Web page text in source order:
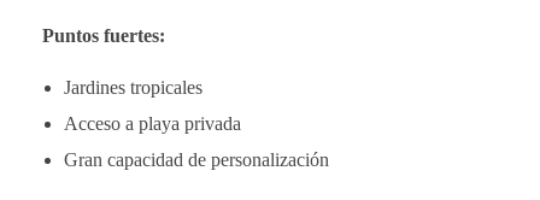
Puntos fuertes:
Jardines tropicales
Acceso a playa privada
Gran capacidad de personalización